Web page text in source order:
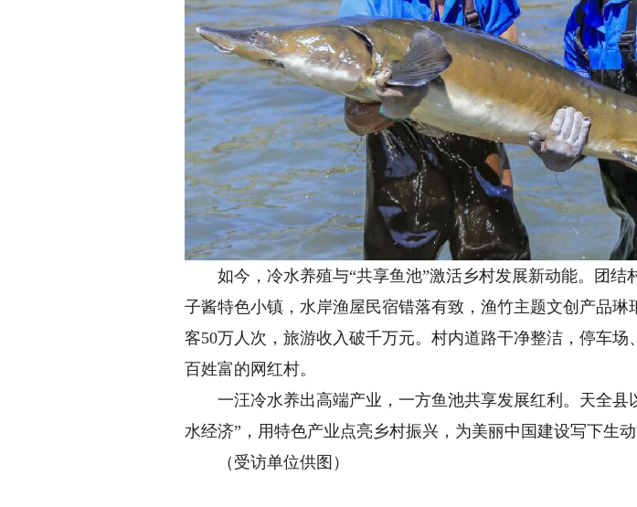
如今，冷水养殖与“共享鱼池”激活乡村发展新动能。团结
子酱特色小镇，水岸渔屋民宿错落有致，渔竹主题文创产品
客50万人次，旅游收入破千万元。村内道路干净整洁，停车
百姓富的网红村。
一汪冷水养出高端产业，一方鱼池共享发展红利。天全县
水经济”，用特色产业点亮乡村振兴，为美丽中国建设写下生动
（受访单位供图）